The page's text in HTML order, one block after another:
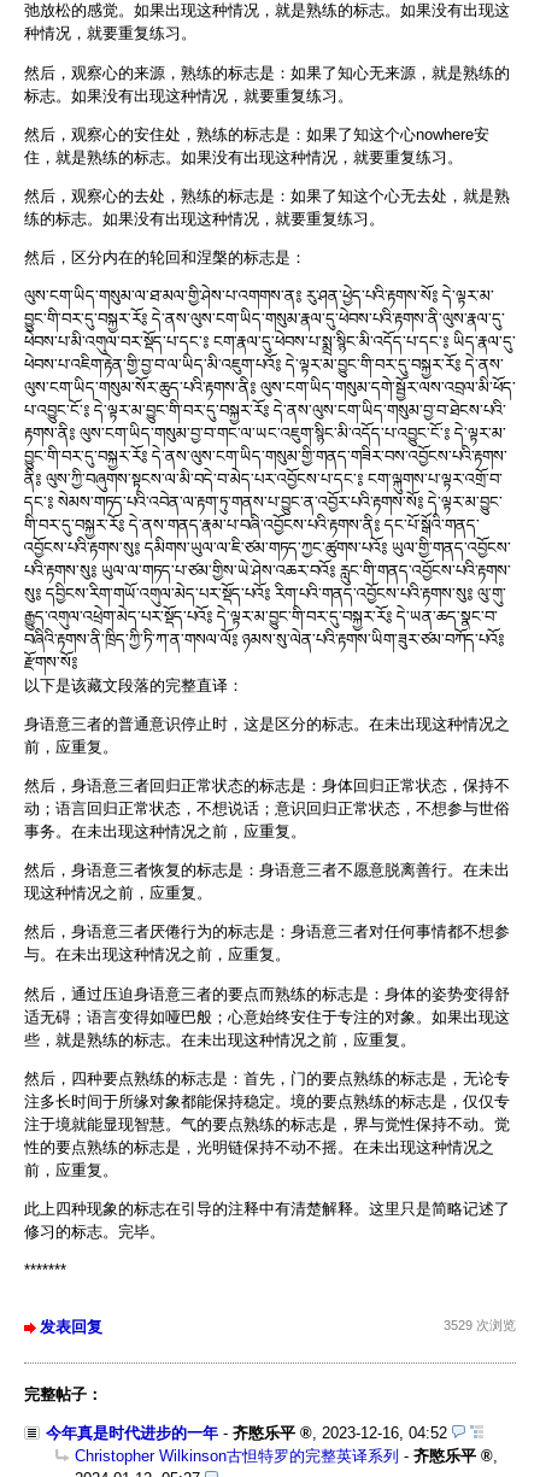
弛放松的感觉。如果出现这种情况，就是熟练的标志。如果没有出现这
种情况，就要重复练习。
然后，观察心的来源，熟练的标志是：如果了知心无来源，就是熟练的
标志。如果没有出现这种情况，就要重复练习。
然后，观察心的安住处，熟练的标志是：如果了知这个心nowhere安
住，就是熟练的标志。如果没有出现这种情况，就要重复练习。
然后，观察心的去处，熟练的标志是：如果了知这个心无去处，就是熟
练的标志。如果没有出现这种情况，就要重复练习。
然后，区分内在的轮回和涅槃的标志是：
ལུས་ངག་ཡིད་གསུམ་ལ་ཐ་མལ་གྱི་ཤེས་པ་འགགས་ན༔ རུ་ཤན་ཕྱེད་པའི་རྟགས་སོ༔ དེ་ལྟར་མ་
བྱུང་གི་བར་དུ་བསྐྱར་རོ༔ དེ་ནས་ལུས་ངག་ཡིད་གསུམ་རྣལ་དུ་ཕེབས་པའི་རྟགས་ནི་ལུས་རྣལ་དུ་
ཕེབས་པ་མི་འགུལ་བར་སྡོད་པ་དང་༔ ངག་རྣལ་དུ་ཕེབས་པ་སྨྲ་སྙིང་མི་འདོད་པ་དང་༔ ཡིད་རྣལ་དུ་
ཕེབས་པ་འཇིག་རྟེན་གྱི་བྱ་བ་ལ་ཡིད་མི་འཇུག་པའོ༔ དེ་ལྟར་མ་བྱུང་གི་བར་དུ་བསྐྱར་རོ༔ དེ་ནས་
ལུས་ངག་ཡིད་གསུམ་སོར་ཆུད་པའི་རྟགས་ནི༔ ལུས་ངག་ཡིད་གསུམ་དགེ་སྦྱོར་ལས་འབྲལ་མི་ཕོད་
པ་འབྱུང་ངོ་༔ དེ་ལྟར་མ་བྱུང་གི་བར་དུ་བསྐྱར་རོ༔ དེ་ནས་ལུས་ངག་ཡིད་གསུམ་བྱ་བ་ཐེངས་པའི་
རྟགས་ནི༔ ལུས་ངག་ཡིད་གསུམ་བྱ་བ་གང་ལ་ཡང་འཇུག་སྙིང་མི་འདོད་པ་འབྱུང་ངོ་༔ དེ་ལྟར་མ་
བྱུང་གི་བར་དུ་བསྐྱར་རོ༔ དེ་ནས་ལུས་ངག་ཡིད་གསུམ་གྱི་གནད་གཟིར་བས་འབྱོངས་པའི་རྟགས་
ནི༔ ལུས་ཀྱི་བཞུགས་སྟངས་ལ་མི་བདེ་བ་མེད་པར་འབྱོངས་པ་དང་༔ ངག་ལྐུགས་པ་ལྟར་འགྲོ་བ་
དང་༔ སེམས་གཏད་པའི་འབེན་ལ་རྟག་ཏུ་གནས་པ་བྱུང་ན་འབྱོར་པའི་རྟགས་སོ༔ དེ་ལྟར་མ་བྱུང་
གི་བར་དུ་བསྐྱར་རོ༔ དེ་ནས་གནད་རྣམ་པ་བཞི་འབྱོངས་པའི་རྟགས་ནི༔ དང་པོ་སྒོའི་གནད་
འབྱོངས་པའི་རྟགས་སུ༔ དམིགས་ཡུལ་ལ་ཇི་ཙམ་གཏད་ཀྱང་ཚུགས་པའོ༔ ཡུལ་གྱི་གནད་འབྱོངས་
པའི་རྟགས་སུ༔ ཡུལ་ལ་གཏད་པ་ཙམ་གྱིས་ཡེ་ཤེས་འཆར་བའོ༔ རླུང་གི་གནད་འབྱོངས་པའི་རྟགས་
སུ༔ དབྱིངས་རིག་གཡོ་འགུལ་མེད་པར་སྡོད་པའོ༔ རིག་པའི་གནད་འབྱོངས་པའི་རྟགས་སུ༔ ལུ་གུ་
རྒྱུད་འགུལ་འཕྲེག་མེད་པར་སྡོད་པའོ༔ དེ་ལྟར་མ་བྱུང་གི་བར་དུ་བསྐྱར་རོ༔ དེ་ཡན་ཆད་སྣང་བ་
བཞིའི་རྟགས་ནི་ཁྲིད་ཀྱི་ཏི་ཀ་ན་གསལ་ལོ༔ ཉམས་སུ་ལེན་པའི་རྟགས་ཡིག་ཟུར་ཙམ་བཀོད་པའོ༔
རྫོགས་སོ༔
以下是该藏文段落的完整直译：
身语意三者的普通意识停止时，这是区分的标志。在未出现这种情况之
前，应重复。
然后，身语意三者回归正常状态的标志是：身体回归正常状态，保持不
动；语言回归正常状态，不想说话；意识回归正常状态，不想参与世俗
事务。在未出现这种情况之前，应重复。
然后，身语意三者恢复的标志是：身语意三者不愿意脱离善行。在未出
现这种情况之前，应重复。
然后，身语意三者厌倦行为的标志是：身语意三者对任何事情都不想参
与。在未出现这种情况之前，应重复。
然后，通过压迫身语意三者的要点而熟练的标志是：身体的姿势变得舒
适无碍；语言变得如哑巴般；心意始终安住于专注的对象。如果出现这
些，就是熟练的标志。在未出现这种情况之前，应重复。
然后，四种要点熟练的标志是：首先，门的要点熟练的标志是，无论专
注多长时间于所缘对象都能保持稳定。境的要点熟练的标志是，仅仅专
注于境就能显现智慧。气的要点熟练的标志是，界与觉性保持不动。觉
性的要点熟练的标志是，光明链保持不动不摇。在未出现这种情况之
前，应重复。
此上四种现象的标志在引导的注释中有清楚解释。这里只是简略记述了
修习的标志。完毕。
*******
发表回复 3529 次浏览
完整帖子：
今年真是时代进步的一年 -齐愍乐平 , 2023-12-16, 04:52
Christopher Wilkinson古怛特罗的完整英译系列 -齐愍乐平
,